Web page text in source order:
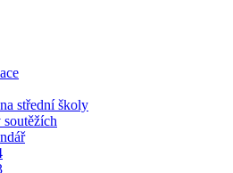
střední školy
soutěžích